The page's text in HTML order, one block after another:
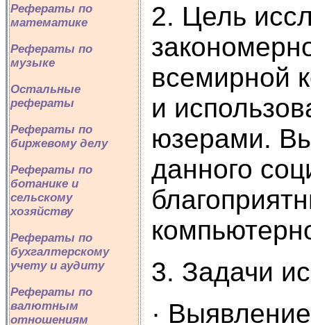
Рефераты по
математике
Рефераты по
музыке
Остальные
рефераты
Рефераты по
биржевому делу
Рефераты по
ботанике и
сельскому
хозяйству
Рефераты по
бухгалтерскому
учету и аудиту
Рефераты по
валютным
отношениям
2. Цель
всемирной
и
юзерами.
данного
3. Задачи
·